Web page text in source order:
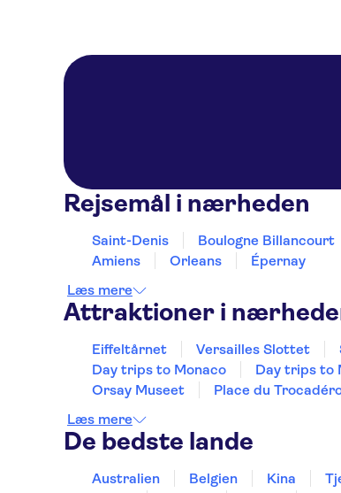
Rejsemål i nærheden
Saint-Denis Boulogne Billancourt
Amiens
Orleans
Épernay
Læs mere
Attraktioner i
Eiffeltårnet Versailles Slottet
Day trips to Monaco
Day trips to
Orsay Museet
Place du
Læs mere
De bedste lande
Australien Belgien Kina